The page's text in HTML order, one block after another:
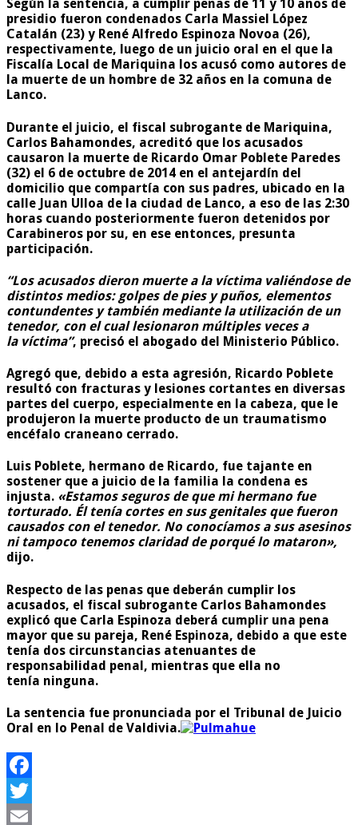
Según la sentencia, a cumplir penas de 11 y 10 años de
presidio fueron condenados Carla Massiel López
Catalán (23) y René Alfredo Espinoza Novoa (26),
respectivamente, luego de un juicio oral en el que la
Fiscalía Local de Mariquina los acusó como autores de
la muerte de un hombre de 32 años en la comuna de
Lanco.
Durante el juicio, el fiscal subrogante de Mariquina,
Carlos Bahamondes, acreditó que los acusados
causaron la muerte de Ricardo Omar Poblete Paredes
(32) el 6 de octubre de 2014 en el antejardín del
domicilio que compartía con sus padres, ubicado en la
calle Juan Ulloa de la ciudad de Lanco, a eso de las 2:30
horas cuando posteriormente fueron detenidos por
Carabineros por su, en ese entonces, presunta
participación.
“Los acusados dieron muerte a la víctima valiéndose de
distintos medios: golpes de pies y puños, elementos
contundentes y también mediante la utilización de un
tenedor, con el cual lesionaron múltiples veces a
la víctima”, precisó el abogado del Ministerio Público.
Agregó que, debido a esta agresión, Ricardo Poblete
resultó con fracturas y lesiones cortantes en diversas
partes del cuerpo, especialmente en la cabeza, que le
produjeron la muerte producto de un traumatismo
encéfalo craneano cerrado.
Luis Poblete, hermano de Ricardo, fue tajante en
sostener que a juicio de la familia la condena es
injusta. «Estamos seguros de que mi hermano fue
torturado. Él tenía cortes en sus genitales que fueron
causados con el tenedor. No conocíamos a sus asesinos
ni tampoco tenemos claridad de porqué lo mataron»,
dijo.
Respecto de las penas que deberán cumplir los
acusados, el fiscal subrogante Carlos Bahamondes
explicó que Carla Espinoza deberá cumplir una pena
mayor que su pareja, René Espinoza, debido a que este
tenía dos circunstancias atenuantes de
responsabilidad penal, mientras que ella no
tenía ninguna.
La sentencia fue pronunciada por el Tribunal de Juicio
Oral en lo Penal de Valdivia.
Facebook
Twitter